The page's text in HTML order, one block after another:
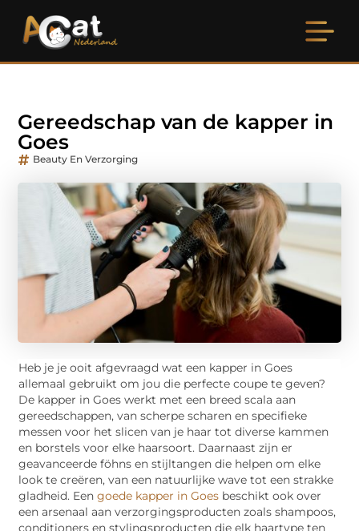
Gereedschap van de kapper in
Goes
Beauty En Verzorging
Heb je je ooit afgevraagd wat een kapper in Goes
allemaal gebruikt om jou die perfecte coupe te geven?
De kapper in Goes werkt met een breed scala aan
gereedschappen, van scherpe scharen en specifieke
messen voor het slicen van je haar tot diverse kammen
en borstels voor elke haarsoort. Daarnaast zijn er
geavanceerde föhns en stijltangen die helpen om elke
look te creëren, van een natuurlijke wave tot een strakke
gladheid. Eengoede kapper in Goes beschikt ook over
een arsenaal aan verzorgingsproducten zoals shampoos,
conditioners en stylingsproducten die elk haartype ten